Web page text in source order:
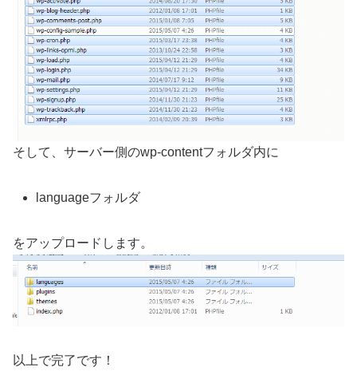
そして、サーバー側のwp-contentフォルダ内に
languageフォルダ
をアップロードします。
以上で完了です！